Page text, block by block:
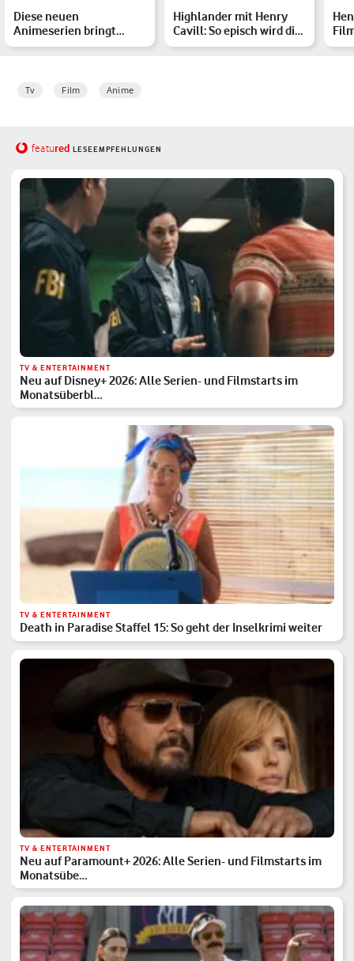
Diese neuen
Animeserien bringt
Netflix 2025
Highlander mit Henry
Cavill: So episch wird die
Neuverfilmung
Tv Film Anime
featured LESEEMPFEHLUNGEN
TV & ENTERTAINMENT
Neu auf Disney+ 2026: Alle Serien- und Filmstarts im
Monatsüberbl…
TV & ENTERTAINMENT
Death in Paradise Staffel 15: So geht der Inselkrimi weiter
TV & ENTERTAINMENT
Neu auf Paramount+ 2026: Alle Serien- und Filmstarts im
Monatsübe…